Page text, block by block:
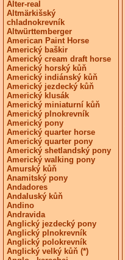
Alter-real
Altmärkišský
chladnokrevník
Altwürttemberger
American Paint Horse
Americký baškir
Americký cream draft horse
Americký horský kůň
Americký indiánský kůň
Americký jezdecký kůň
Americký klusák
Americký miniaturní kůň
Americký plnokrevník
Americký pony
Americký quarter horse
Americký quarter pony
Americký shetlandský pony
Americký walking pony
Amurský kůň
Anamitský pony
Andadores
Andaluský kůň
Andino
Andravida
Anglický jezdecký pony
Anglický plnokrevník
Anglický polokrevník
Anglický velký kůň (*)